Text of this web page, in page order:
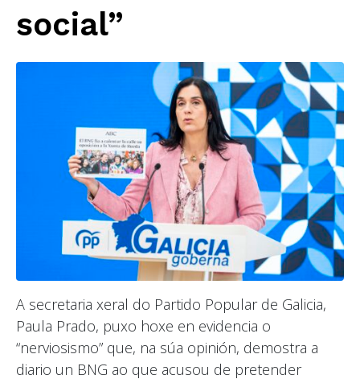
social”
A secretaria xeral do Partido Popular de Galicia,
Paula Prado, puxo hoxe en evidencia o
“nerviosismo” que, na súa opinión, demostra a
diario un BNG ao que acusou de pretender